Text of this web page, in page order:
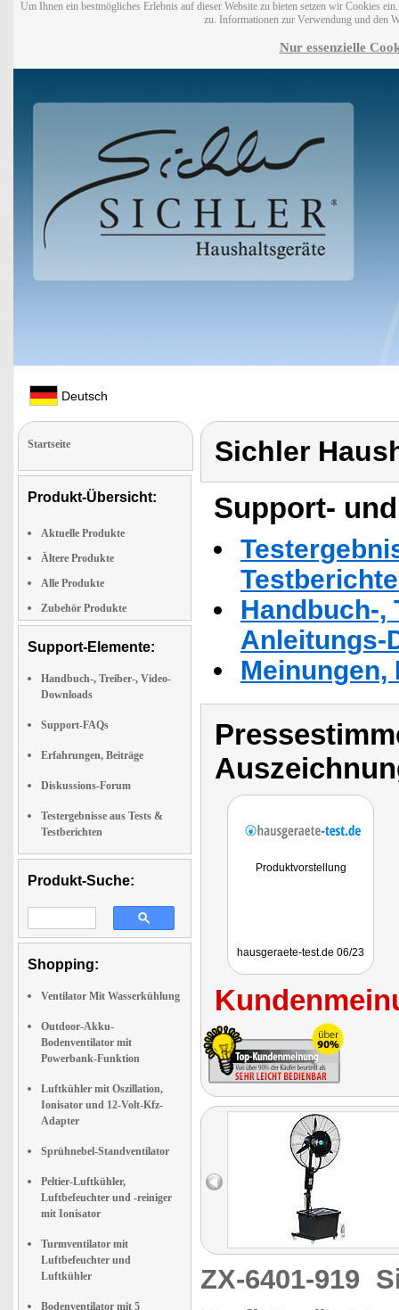
Um Ihnen ein bestmögliches Erlebnis auf dieser Website zu bieten setzen wir Cookies
zu. Informationen zur Verwendung und den
Nur essenzielle
Deutsch
Startseite
Produkt-Übersicht:
Aktuelle Produkte
Ältere Produkte
Alle Produkte
Zubehör Produkte
Support-Elemente:
Handbuch-, Treiber-, Video-
Downloads
Support-FAQs
Erfahrungen, Beiträge
Diskussions-Forum
Testergebnisse aus Tests &
Testberichten
Produkt-Suche:
Shopping:
Ventilator Mit Wasserkühlung
Outdoor-Akku-
Bodenventilator mit
Powerbank-Funktion
Luftkühler mit Oszillation,
Ionisator und 12-Volt-Kfz-
Adapter
Sprühnebel-Standventilator
Peltier-Luftkühler,
Luftbefeuchter und -reiniger
mit Ionisator
Turmventilator mit
Luftbefeuchter und
Luftkühler
Bodenventilator mit 5
Sichler
Support-
Handbuch-,
Anleitungs-
Produktvorstellung
hausgeraete-test.de 06/23
ZX-6401-919